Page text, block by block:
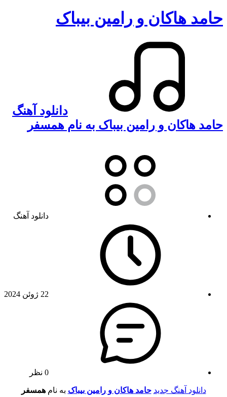
حامد هاکان و رامین بیباک
دانلود آهنگ
حامد هاکان و رامین بیباک به نام همسفر
دانلود آهنگ
دانلود آهنگ جدید حامد هاکان و رامین بیباک به نامهمسفر